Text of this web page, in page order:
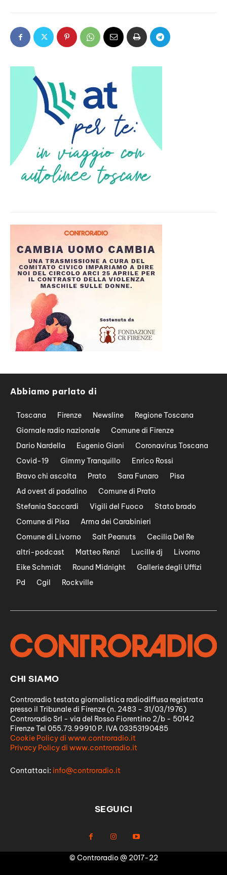
Abbiamo parlato di
Toscana Firenze Newsline
Regione Toscana
Giornale radio nazionale
Comune di Firenze
Dario Nardella
Eugenio Giani
Coronavirus Toscana
Covid-19
Gimmy Tranquillo
Enrico Rossi
Bravo chi ascolta
Prato Sara Funaro
Pisa
Ad ovest di padalino
Comune di Prato
Stefania Saccardi
Vigili del Fuoco
Stato brado
Comune di Pisa
Arma dei Carabinieri
Comune di Livorno
Salt Peanuts
Cecilia Del Re
altri-podcast
Matteo Renzi Lucille dj
Livorno
Eike Schmidt
Round Midnight
Gallerie degli Uffizi
Pd
Cgil Rockville
CHI SIAMO
Controradio testata giornalistica radiodiffusa registrata
presso il Tribunale di Firenze (n. 2483 - 31/03/1976)
Controradio Srl - via del Rosso Fiorentino 2/b - 50142
Firenze Tel 055.73.99910 P. IVA 03353190485
Cookie Policy di www.controradio.it
Privacy Policy di www.controradio.it
Contattaci: info@controradio.it
SEGUICI
© Controradio @ 2017-22